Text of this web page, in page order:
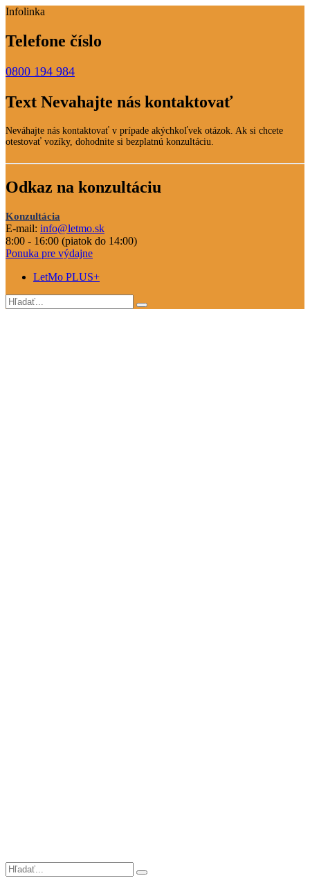
Infolinka
Telefone číslo
0800 194 984
Text Nevahajte nás kontaktovať
Neváhajte nás kontaktovať v prípade akýchkoľvek otázok. Ak si chcete
otestovať vozíky, dohodnite si bezplatnú konzultáciu.
Odkaz na konzultáciu
Konzultácia
E-mail: info@letmo.sk
8:00 - 16:00 (piatok do 14:00)
Ponuka pre výdajne
LetMo PLUS+